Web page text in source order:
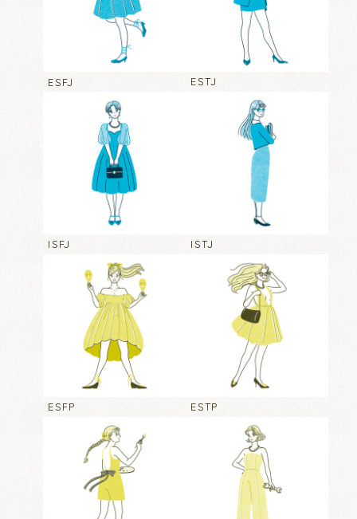
ESFJ ESTJ
ISFJ ISTJ
ESFP ESTP